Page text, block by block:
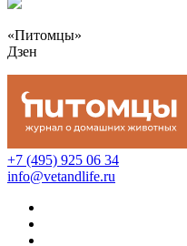
«Питомцы»
Дзен
+7 (495) 925 06 34
info@vetandlife.ru